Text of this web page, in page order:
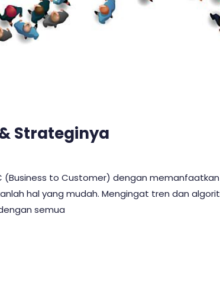
Strateginya
(Business to Customer) dengan
hal yang mudah. Mengingat tren dan
semua